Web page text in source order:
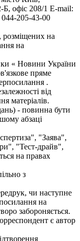
офіс 208/1 E-mail:
205-43-00
розміщених на
на
« Новини України
пряме
.
від
матеріалів.
- повинна бути
абзаці
"Заява",
"Тест-драйв",
на правах
з
чи наступне
на
забороняється.
є автор